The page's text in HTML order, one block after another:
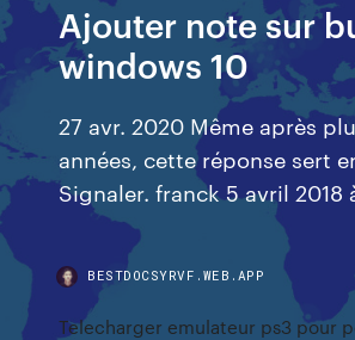
Ajouter note sur
windows 10
27 avr. 2020 Même après
années, cette réponse sert
Signaler. franck 5 avril 2018
BESTDOCSYRVF.WEB.APP
Telecharger emulateur ps3 pour